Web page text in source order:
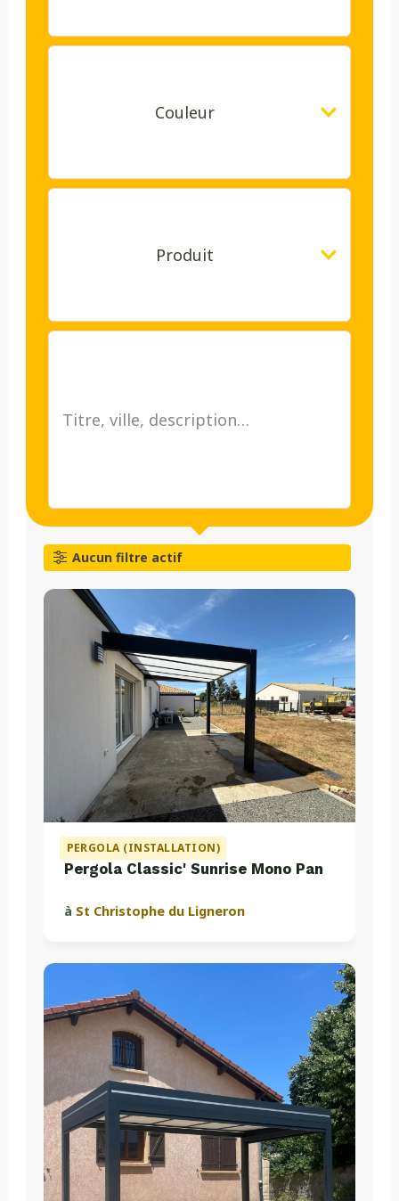
Couleur
Produit
Aucun filtre actif
PERGOLA (INSTALLATION)
Pergola Classic' Sunrise Mono Pan
à St Christophe du Ligneron